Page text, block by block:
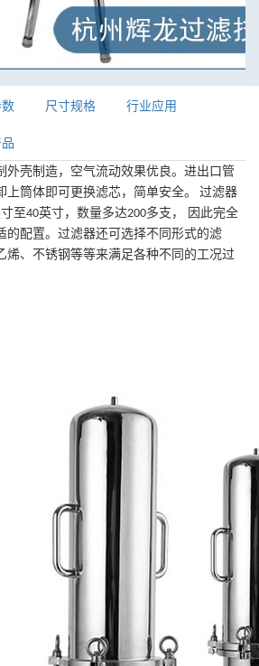
尺寸规格 行业应用
外壳制造，空气流动效果优良。进出口管
筒体即可更换滤芯，简单安全。
过滤器
至40英寸，数量多达200多支， 因此完全
的配置。过滤器还可选择不同形式的滤
烯、不锈钢等等来满足各种不同的工况过